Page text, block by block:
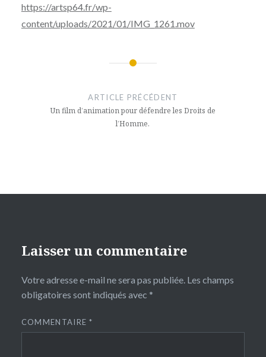
https://artsp64.fr/wp-
content/uploads/2021/01/IMG_1261.mov
l’article
ARTICLE PRÉCÉDENT
Un film d’animation pour défendre les Droits de
l’Homme.
Laisser un commentaire
Votre adresse e-mail ne sera pas publiée. Les champs
obligatoires sont indiqués avec *
COMMENTAIRE*